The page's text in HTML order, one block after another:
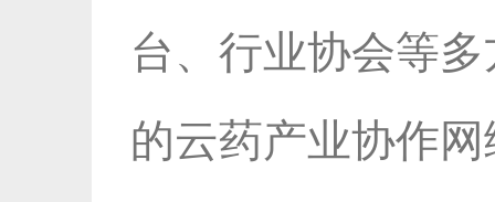
台、行业协会等
的云药产业协作